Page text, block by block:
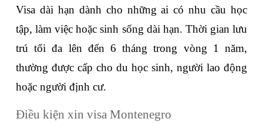
Visa dài hạn dành cho những ai có nhu cầu học
tập, làm việc hoặc sinh sống dài hạn. Thời gian lưu
trú tối đa lên đến 6 tháng trong vòng 1 năm,
thường được cấp cho du học sinh, người lao động
hoặc người định cư.
Điều kiện xin visa Montenegro